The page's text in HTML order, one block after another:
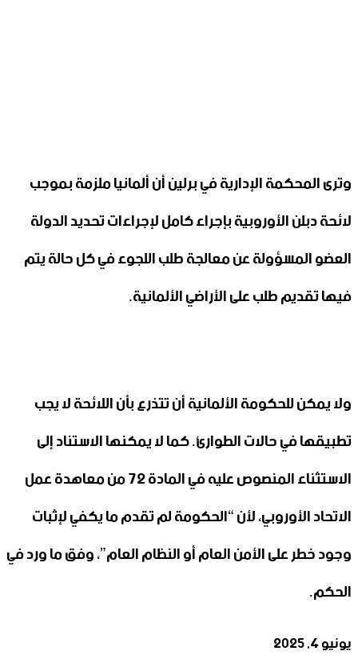
وترى المحكمة الإدارية في برلين أن ألمانيا ملزمة بموجب
لائحة دبلن الأوروبية بإجراء كامل لإجراءات تحديد الدولة
العضو المسؤولة عن معالجة طلب اللجوء في كل حالة يتم
فيها تقديم طلب على الأراضي الألمانية.
ولا يمكن للحكومة الألمانية أن تتذرع بأن اللائحة لا يجب
تطبيقها في حالات الطوارئ. كما لا يمكنها الاستناد إلى
الاستثناء المنصوص عليه في المادة 72 من معاهدة عمل
الاتحاد الأوروبي، لأن “الحكومة لم تقدم ما يكفي لإثبات
وجود خطر على الأمن العام أو النظام العام”، وفق ما ورد في
الحكم.
يونيو 4, 2025